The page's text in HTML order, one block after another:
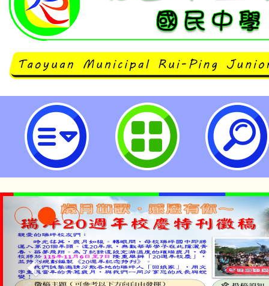
113年桃園市電子煙危害知識答題
桃園市立瑞坪國民中學